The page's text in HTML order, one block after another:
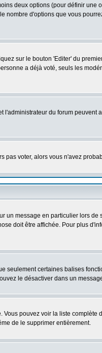
deux options (pour définir une
nombre d'options que vous
sur le bouton 'Editer' du
a déjà voté, seuls les
du forum peuvent
voter, alors vous n'avez
un message en particulier lors de
doit être affichée. Pour plus
seulement certaines balises
le désactiver dans un
pouvez voir la liste complète
de le supprimer entièrement.